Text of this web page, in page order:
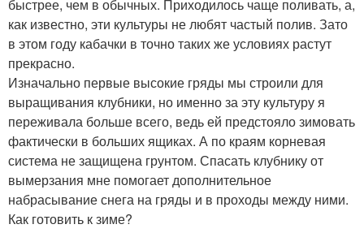
быстрее, чем в обычных. Приходилось чаще поливать, а,
как известно, эти культуры не любят частый полив. Зато
в этом году кабачки в точно таких же условиях растут
прекрасно.
Изначально первые высокие гряды мы строили для
выращивания клубники, но именно за эту культуру я
переживала больше всего, ведь ей предстояло зимовать
фактически в больших ящиках. А по краям корневая
система не защищена грунтом. Спасать клубнику от
вымерзания мне помогает дополнительное
набрасывание снега на гряды и в проходы между ними.
Как готовить к зиме?